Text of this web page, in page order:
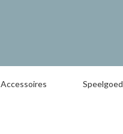
Accessoires Speelgoed